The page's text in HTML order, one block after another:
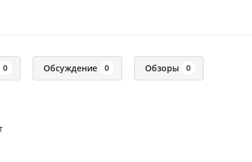
0 Обсуждение 0 Обзоры 0